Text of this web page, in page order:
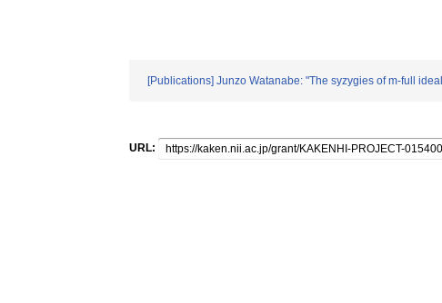
[Publications] Junzo Watanabe: "The syzygies of m-full
URL: